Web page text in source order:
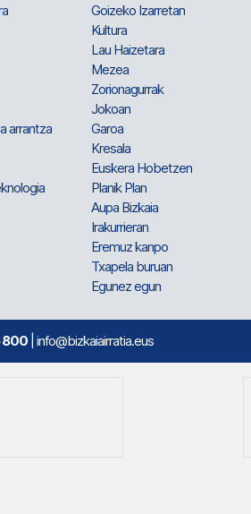
arrantza
Goizeko Izarretan
Kultura
Lau Haizetara
Mezea
Zorionagurrak
Jokoan
Garoa
Kresala
Euskera Hobetzen
Planik Plan
Aupa Bizkaia
Irakurrieran
Eremuz kanpo
Txapela buruan
Egunez egun
800 | info@bizkaiairratia.eus